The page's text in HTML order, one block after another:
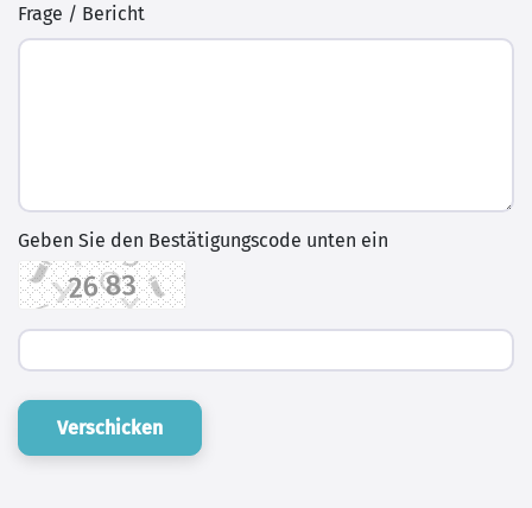
Frage / Bericht
Geben Sie den Bestätigungscode unten ein
Verschicken